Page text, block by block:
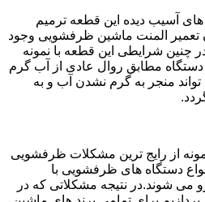
آسیب دیده این قطعه ترمیم
تعمیر المنت ماشین ظرفشویی وجود
چنین شرایطی این قطعه با نمونه
دستگاه مطابق روال عادی از آب گرم
منجر به گرم نشدن آب و به
از رایج ترین مشکلات ظرفشویی
دستگاه های ظرفشویی با
می شوند.در نتیجه مشکلاتی که در